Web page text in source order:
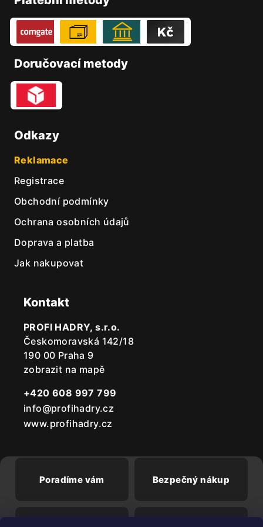
Doručovací metody
Odkazy
Reklamace
Registrace
Obchodní podmínky
Ochrana osobních údajů
Doprava a platba
Jak nakupovat
Kontakt
PROFI HADRY, s.r.o.
Českomoravská 142/18
190 00 Praha 9
zobrazit na mapě
+420 608 997 799
info@profihadry.cz
www.profihadry.cz
Poradíme vám Bezpečný nákup